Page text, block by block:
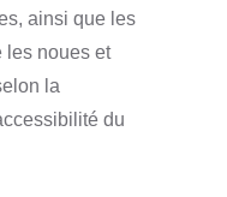
ainsi que les
les noues et
la
du